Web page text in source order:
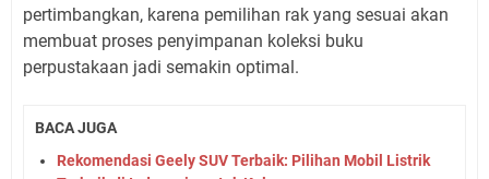
pertimbangkan, karena pemilihan rak yang sesuai akan
membuat proses penyimpanan koleksi buku
perpustakaan jadi semakin optimal.
BACA JUGA
Rekomendasi Geely SUV Terbaik: Pilihan Mobil Listrik